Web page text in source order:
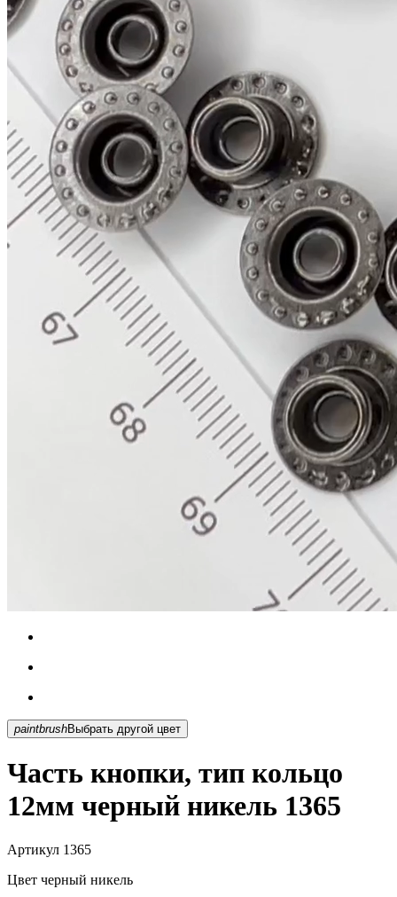
paintbrush Выбрать другой цвет
Часть кнопки, тип кольцо
12мм черный никель 1365
Артикул 1365
Цвет черный никель